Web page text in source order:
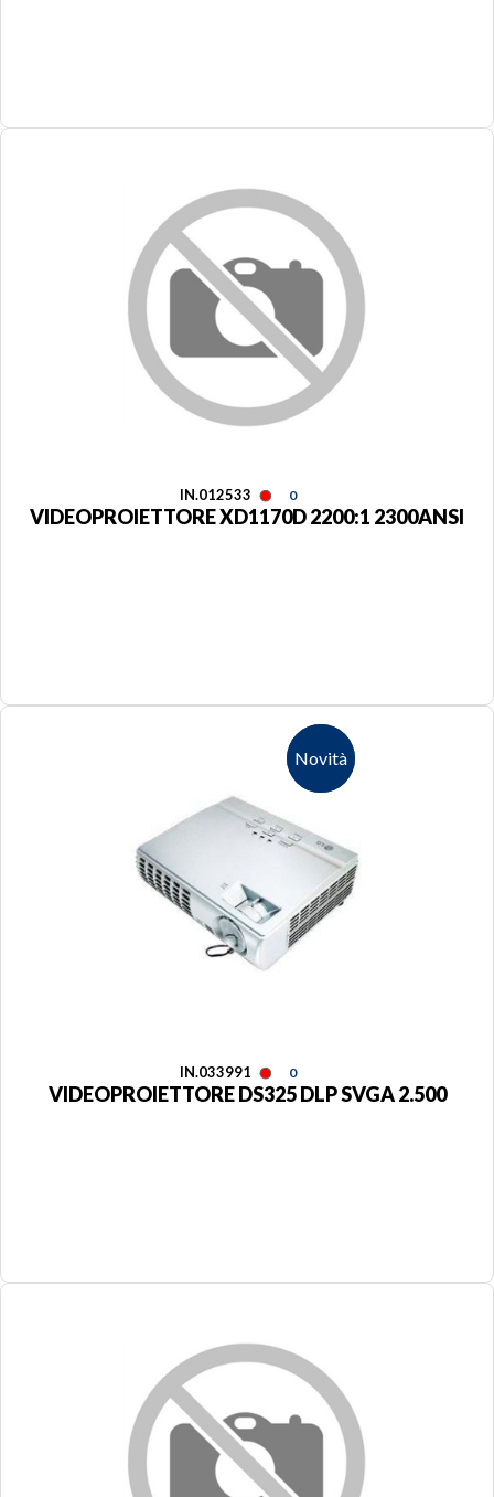
IN.012533 0
VIDEOPROIETTORE XD1170D 2200:1 2300ANSI
Novità
Novità
IN.033991 0
VIDEOPROIETTORE DS325 DLP SVGA 2.500